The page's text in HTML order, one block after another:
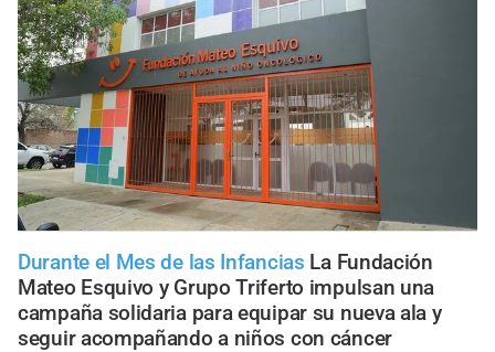
Durante el Mes de las Infancias La Fundación
Mateo Esquivo y Grupo Triferto impulsan una
campaña solidaria para equipar su nueva ala y
seguir acompañando a niños con cáncer